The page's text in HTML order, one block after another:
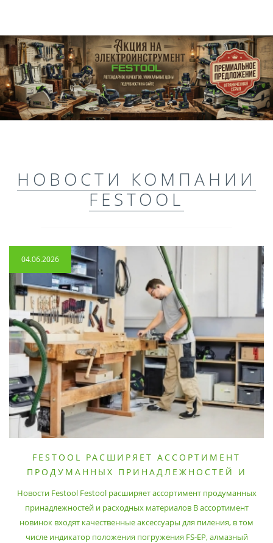
НОВОСТИ КОМПАНИИ
FESTOOL
04.06.2026
FESTOOL РАСШИРЯЕТ АССОРТИМЕНТ
ПРОДУМАННЫХ ПРИНАДЛЕЖНОСТЕЙ И
Новости Festool Festool расширяет ассортимент продуманных
принадлежностей и расходных материалов В ассортимент
новинок входят качественные аксессуары для пиления, в том
числе индикатор положения погружения FS-EP, алмазный